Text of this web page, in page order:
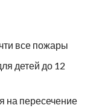
все пожары
детей до 12
на пересечение